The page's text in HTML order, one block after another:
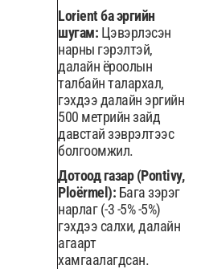
Lorient ба эргийн
шугам: Цэвэрлэсэн
нарны гэрэлтэй,
далайн ёроолын
талбайн талархал,
гэхдээ далайн эргийн
500 метрийн зайд
давстай зэврэлтээс
болгоомжил.
Дотоод газар (Pontivy,
Ploërmel): Бага зэрэг
нарлаг (-3 -5% -5%)
гэхдээ салхи, далайн
агаарт
хамгаалагдсан.